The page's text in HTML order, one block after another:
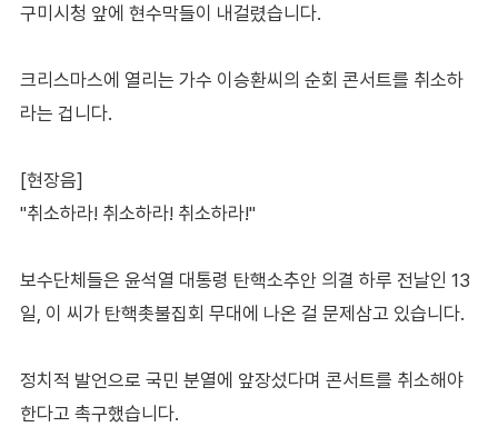
구미시청 앞에 현수막들이 내걸렸습니다.
크리스마스에 열리는 가수 이승환씨의 순회 콘서트를 취소하
라는 겁니다.
[현장음]
"취소하라! 취소하라! 취소하라!"
보수단체들은 윤석열 대통령 탄핵소추안 의결 하루 전날인 13
일, 이 씨가 탄핵촛불집회 무대에 나온 걸 문제삼고 있습니다.
정치적 발언으로 국민 분열에 앞장섰다며 콘서트를 취소해야
한다고 촉구했습니다.